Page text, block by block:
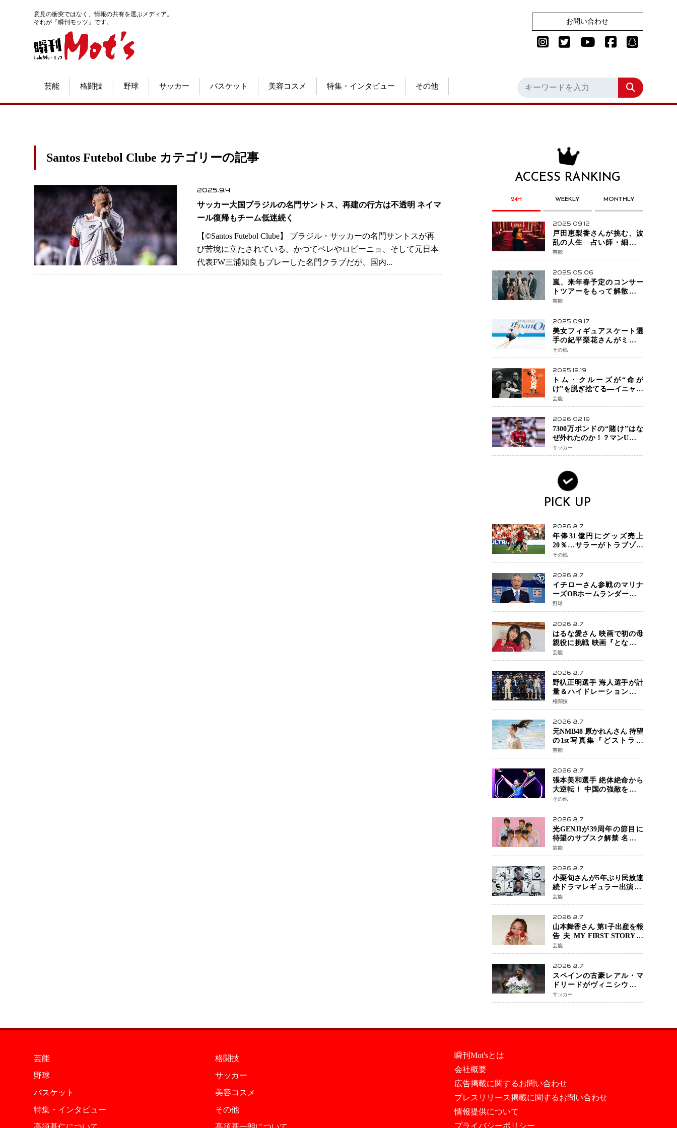
意見の衝突ではなく、情報の共有を選ぶメディア。
それが『瞬刊モッツ』です。
お問い合わせ
芸能 格闘技 野球 サッカー バスケット 美容コスメ 特集・インタビュー その他
Santos Futebol Clube カテゴリーの記事
2025.9.4
サッカー大国ブラジルの名門サントス、再建の行方は不透明 ネイマ
ール復帰もチーム低迷続く
【©️Santos Futebol Clube】 ブラジル・サッカーの名門サントスが再
び苦境に立たされている。かつてペレやロビーニョ、そして元日本
代表FW三浦知良もプレーした名門クラブだが、国内...
ACCESS RANKING
24H WEEKLY MONTHLY
2025.09.12
戸田恵梨香さんが挑む、波
乱の人生―占い師・細木数
子をNetflixで実写化
芸能
2025.05.06
嵐、来年春予定のコンサー
トツアーをもって解散 フ
ァンクラブも2026年5月末で
活動終了
芸能
2025.09.17
美女フィギュアスケート選
手の紀平梨花さんがミラノ
五輪出場断念 中部選手権欠
場を発表「安全最優先の判
断」
その他
2025.12.19
トム・クルーズが“命が
け”を脱ぎ捨てる―イニャリ
トゥ監督と挑む前代未聞の
大惨事コメディ「DIGGER
ディガー」始動
芸能
2026.02.19
7300万ポンドの“賭け”はな
ぜ外れたのか！？マンU、サ
ンチョをフリー放出
へ・・・補強戦略の転換点
サッカー
PICK UP
2026.8.7
年俸31億円にグッズ売上
20％…サラーがトラブゾン
スポル加入 世界サッカー
は「五大リーグ一強」から
新時代へ
その他
2026.8.7
イチローさん参戦のマリナ
ーズOBホームランダービー
が無料生配信 北米ならで
はの“魅せる興行”に世界が
注目
野球
2026.8.7
はるな愛さん 映画で初の母
親役に挑戦 映画『となりの
とらんす少女ちゃん』11月7
日公開 未来の自分との対話
を描く注目作
芸能
2026.8.7
野杁正明選手 海人選手が計
量＆ハイドレーションテス
トをクリア「ONE
SAMURAI 2」決戦へ万全の
準備整う
格闘技
2026.8.7
元NMB48 原かれんさん 待望
の1st写真集『どストライ
ク』発売決定 バリで魅せる
25歳の新境地
芸能
2026.8.7
張本美和選手 絶体絶命から
大逆転！ 中国の強敵を撃破
しWTT横浜でベスト8進出
その他
2026.8.7
光GENJIが39周年の節目に
待望のサブスク解禁 名曲の
数々がデジタル配信へ 40周
年へ向け1年間で全作品を順
次公開
芸能
2026.8.7
小栗旬さんが5年ぶり民放連
続ドラマレギュラー出演 横
浜流星さんと初共演
『LOST10』で異色バディ結
成
芸能
2026.8.7
山本舞香さん 第1子出産を報
告 夫 MY FIRST STORYの
Hiroさんとの新たな家族生
活「母子ともに健康」
芸能
2026.8.7
スペインの古豪レアル・マ
ドリードがヴィニシウス選
手との契約を2032年まで延
長 長期交渉が決着 年俸は約
サッカー
芸能
格闘技
野球
サッカー
バスケット
美容コスメ
特集・インタビュー
その他
瞬刊Mot'sとは
会社概要
広告掲載に関するお問い合わせ
プレスリリース掲載に関するお問い合わせ
情報提供について
プライバシーポリシー